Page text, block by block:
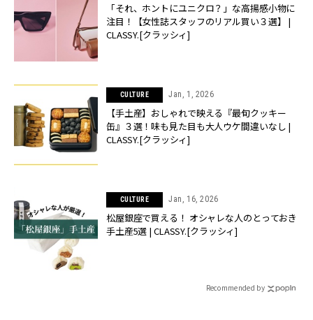
「それ、ホントにユニクロ？」な高揚感小物に
注目！【女性誌スタッフのリアル買い３選】 |
CLASSY.[クラッシィ]
CULTURE Jan, 1, 2026
【手土産】おしゃれで映える『最旬クッキー
缶』３選！味も見た目も大人ウケ間違いなし |
CLASSY.[クラッシィ]
CULTURE Jan, 16, 2026
松屋銀座で買える！ オシャレな人のとっておき
手土産5選 | CLASSY.[クラッシィ]
Recommended by